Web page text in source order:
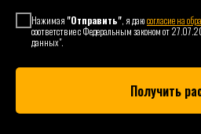
Нажимая "Отправить", я даюсогласие на
соответствие с Федеральным законом от
данных".
Получить